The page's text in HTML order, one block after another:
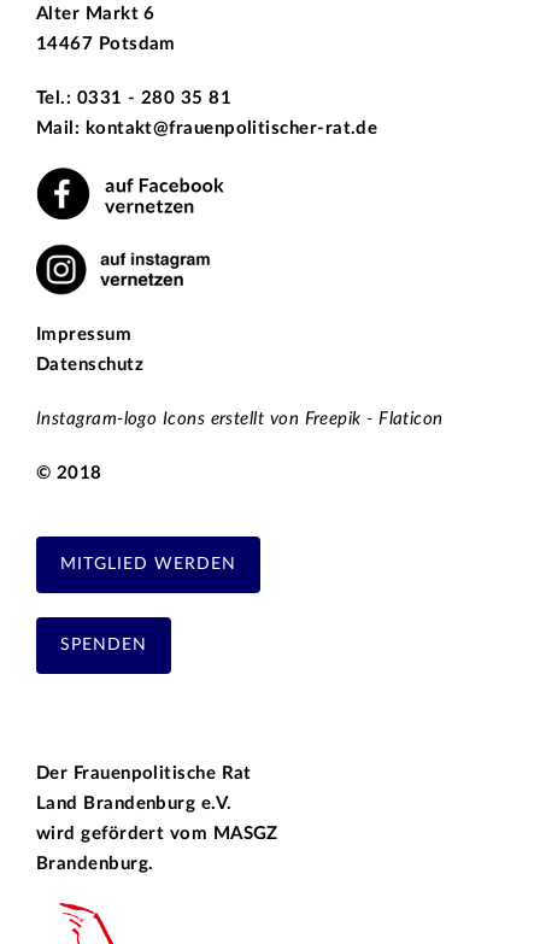
Alter Markt 6
14467 Potsdam
Tel.: 0331 - 280 35 81
Mail: kontakt@frauenpolitischer-rat.de
Impressum
Datenschutz
Instagram-logo Icons erstellt von Freepik - Flaticon
© 2018
MITGLIED WERDEN
SPENDEN
Der Frauenpolitische Rat
Land Brandenburg e.V.
wird gefördert vom MASGZ
Brandenburg.